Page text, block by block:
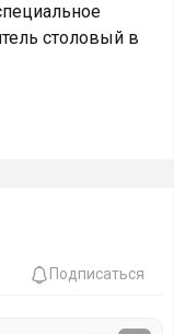
столовый в
Подписаться